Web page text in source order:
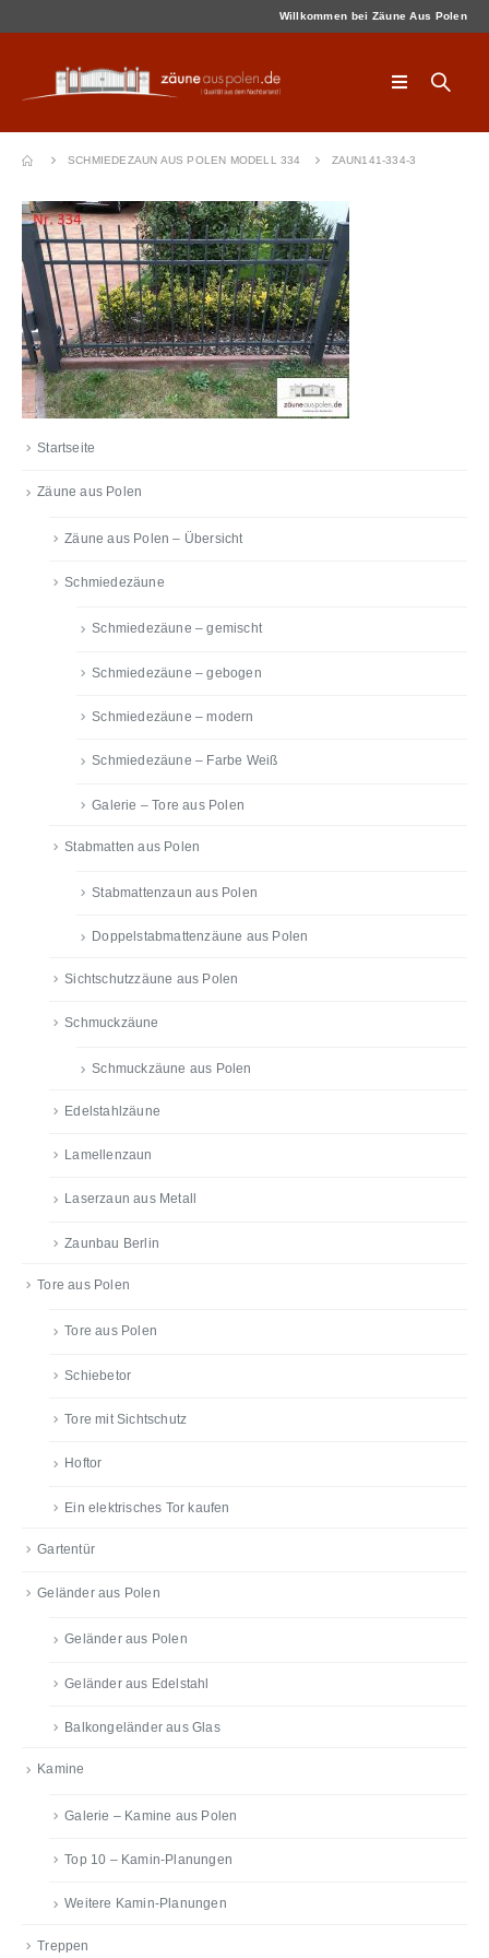
Willkommen bei Zäune Aus Polen
SCHMIEDEZAUN AUS POLEN MODELL 334 ZAUN141-334-3
Startseite
Zäune aus Polen
Zäune aus Polen – Übersicht
Schmiedezäune
Schmiedezäune – gemischt
Schmiedezäune – gebogen
Schmiedezäune – modern
Schmiedezäune – Farbe Weiß
Galerie – Tore aus Polen
Stabmatten aus Polen
Stabmattenzaun aus Polen
Doppelstabmattenzäune aus Polen
Sichtschutzzäune aus Polen
Schmuckzäune
Schmuckzäune aus Polen
Edelstahlzäune
Lamellenzaun
Laserzaun aus Metall
Zaunbau Berlin
Tore aus Polen
Tore aus Polen
Schiebetor
Tore mit Sichtschutz
Hoftor
Ein elektrisches Tor kaufen
Gartentür
Geländer aus Polen
Geländer aus Polen
Geländer aus Edelstahl
Balkongeländer aus Glas
Kamine
Galerie – Kamine aus Polen
Top 10 – Kamin-Planungen
Weitere Kamin-Planungen
Treppen